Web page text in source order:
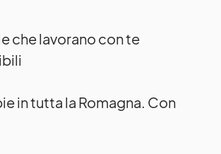
che lavorano con te
in tutta la Romagna. Con